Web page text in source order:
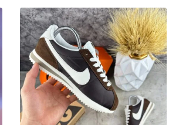
variantes.
Las
opciones
se
pueden
elegir
en
página
de
producto